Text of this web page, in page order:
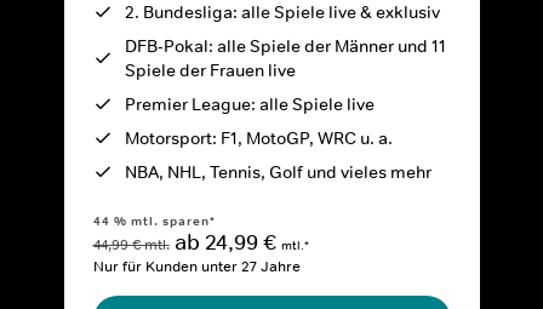
2. Bundesliga: alle Spiele live & exklusiv
DFB-Pokal: alle Spiele der Männer und 11
Spiele der Frauen live
Premier League: alle Spiele live
Motorsport: F1, MotoGP, WRC u. a.
NBA, NHL, Tennis, Golf und vieles mehr
44 % mtl. sparen*
44,99 € mtl. ab 24,99 € mtl.*
Nur für Kunden unter 27 Jahre